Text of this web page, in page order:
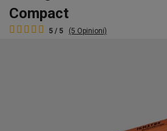
Compact
5 / 5 (5 Opinioni)